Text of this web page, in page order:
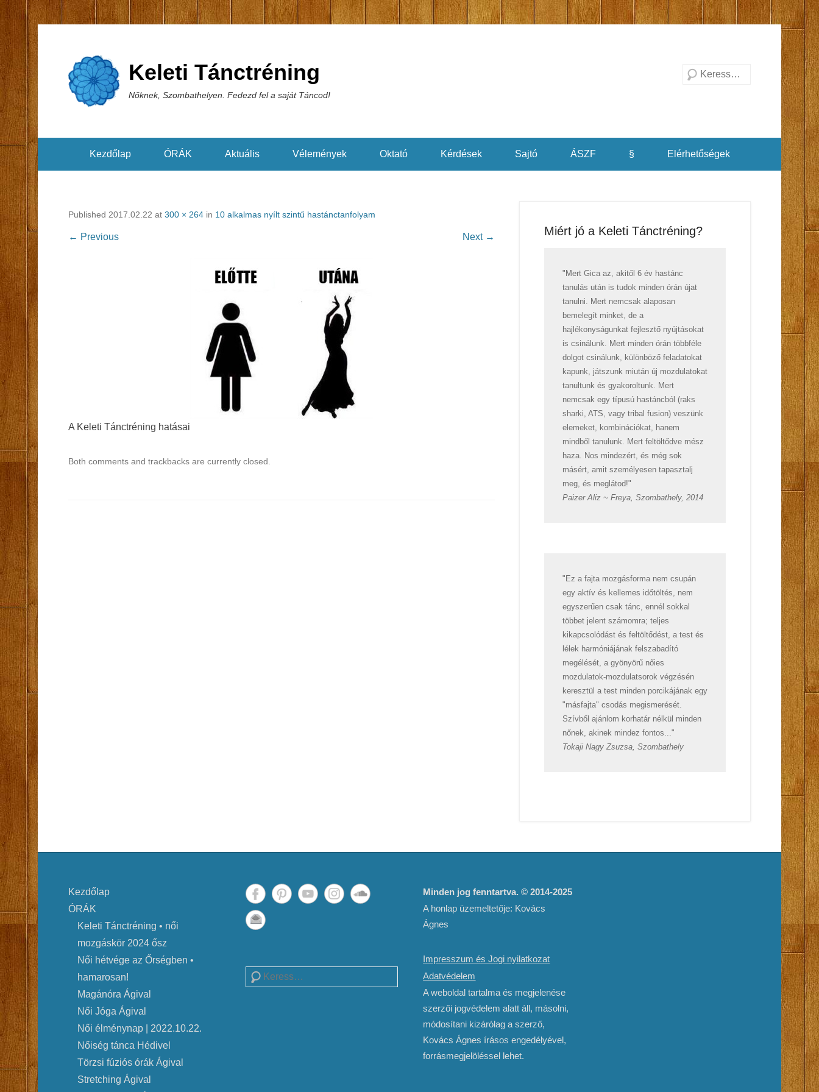
Keleti Tánctréning
Nőknek, Szombathelyen. Fedezd fel a saját Táncod!
Search
Kezdőlap ÓRÁK Aktuális Vélemények Oktató Kérdések Sajtó ÁSZF § Elérhetőségek
Published 2017.02.22 at 300 × 264 in 10 alkalmas nyílt szintű hastánctanfolyam
← Previous Next →
A Keleti Tánctréning hatásai
Both comments and trackbacks are currently closed.
Miért jó a Keleti Tánctréning?
"Mert Gica az, akitől 6 év hastánc
tanulás után is tudok minden órán újat
tanulni. Mert nemcsak alaposan
bemelegít minket, de a
hajlékonyságunkat fejlesztő nyújtásokat
is csinálunk. Mert minden órán többféle
dolgot csinálunk, különböző feladatokat
kapunk, játszunk miután új mozdulatokat
tanultunk és gyakoroltunk. Mert
nemcsak egy típusú hastáncból (raks
sharki, ATS, vagy tribal fusion) veszünk
elemeket, kombinációkat, hanem
mindből tanulunk. Mert feltöltődve mész
haza. Nos mindezért, és még sok
másért, amit személyesen tapasztalj
meg, és meglátod!"
Paizer Aliz ~ Freya, Szombathely, 2014
"Ez a fajta mozgásforma nem csupán
egy aktív és kellemes időtöltés, nem
egyszerűen csak tánc, ennél sokkal
többet jelent számomra; teljes
kikapcsolódást és feltöltődést, a test és
lélek harmóniájának felszabadító
megélését, a gyönyörű nőies
mozdulatok-mozdulatsorok végzésén
keresztül a test minden porcikájának egy
"másfajta" csodás megismerését.
Szívből ajánlom korhatár nélkül minden
nőnek, akinek mindez fontos..."
Tokaji Nagy Zsuzsa, Szombathely
Kezdőlap
ÓRÁK
Keleti Tánctréning • női
mozgáskör 2024 ősz
Női hétvége az Őrségben •
hamarosan!
Magánóra Ágival
Női Jóga Ágival
Női élménynap | 2022.10.22.
Nőiség tánca Hédivel
Törzsi fúziós órák Ágival
Stretching Ágival
Search
Minden jog fenntartva. © 2014-2025
A honlap üzemeltetője: Kovács
Ágnes
Impresszum és Jogi nyilatkozat
Adatvédelem
A weboldal tartalma és megjelenése
szerzői jogvédelem alatt áll, másolni,
módosítani kizárólag a szerző,
Kovács Ágnes írásos engedélyével,
forrásmegjelöléssel lehet.